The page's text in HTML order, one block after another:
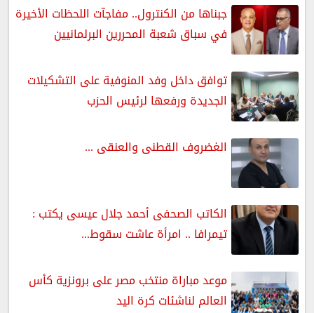
جبناها من الكنترول.. مفاجآت اللحظات الأخيرة
في سباق شعبة المحررين البرلمانيين
توافق داخل وفد المنوفية على التشكيلات
الجديدة ورفعها لرئيس الحزب
الغضروف القطنى والعنقى ...
الكاتب الصحفى أحمد جلال عيسى يكتب :
تيمرافا .. امرأة عاشت سقوط...
موعد مباراة منتخب مصر على برونزية كأس
العالم لناشئات كرة اليد